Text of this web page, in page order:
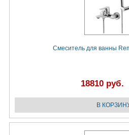
Смеситель для ванны
18810 руб.